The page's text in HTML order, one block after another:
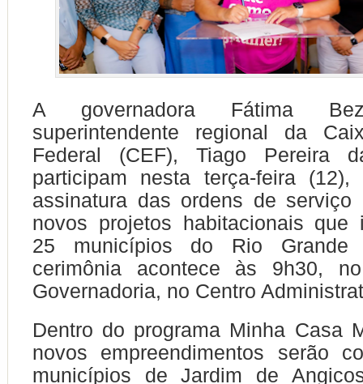
A governadora Fátima
superintendente regional da
Federal (CEF), Tiago Pereira
participam nesta terça-feira
assinatura das ordens de
novos projetos habitacionais que
25 municípios do Rio
cerimônia acontece às 9h30,
Governadoria, no Centro
Dentro do programa Minha Casa
novos empreendimentos serão
municípios de Jardim de